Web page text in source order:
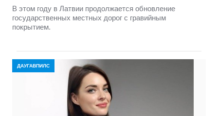
В этом году в Латвии продолжается обновление
государственных местных дорог с гравийным
покрытием.
ДАУГАВПИЛС